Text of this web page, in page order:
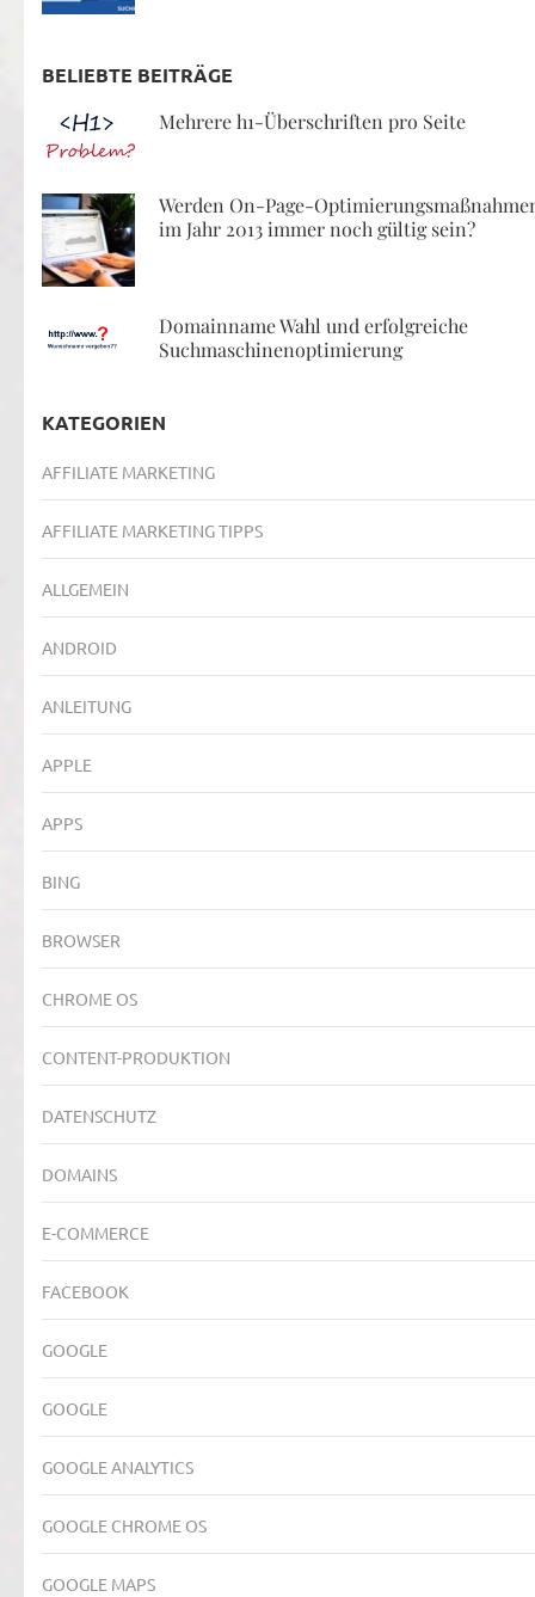
BELIEBTE BEITRÄGE
Mehrere h1-Überschriften pro Seite
Werden On-Page-
im Jahr 2013 immer noch gültig sein?
Domainname Wahl und erfolgreiche
Suchmaschinenoptimierung
KATEGORIEN
AFFILIATE MARKETING
AFFILIATE MARKETING TIPPS
ALLGEMEIN
ANDROID
ANLEITUNG
APPLE
APPS
BING
BROWSER
CHROME OS
CONTENT-PRODUKTION
DATENSCHUTZ
DOMAINS
E-COMMERCE
FACEBOOK
GOOGLE
GOOGLE
GOOGLE ANALYTICS
GOOGLE CHROME OS
GOOGLE MAPS